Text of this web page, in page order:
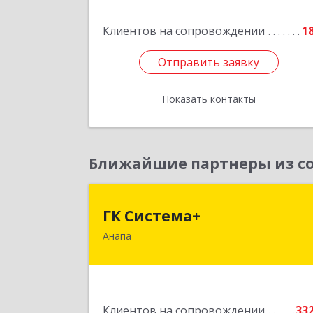
Клиентов на сопровождении
Отправить заявку
Показать контакты
Отправить заявку
Назад
Ближайшие партнеры из
ГК Система+
Анапа